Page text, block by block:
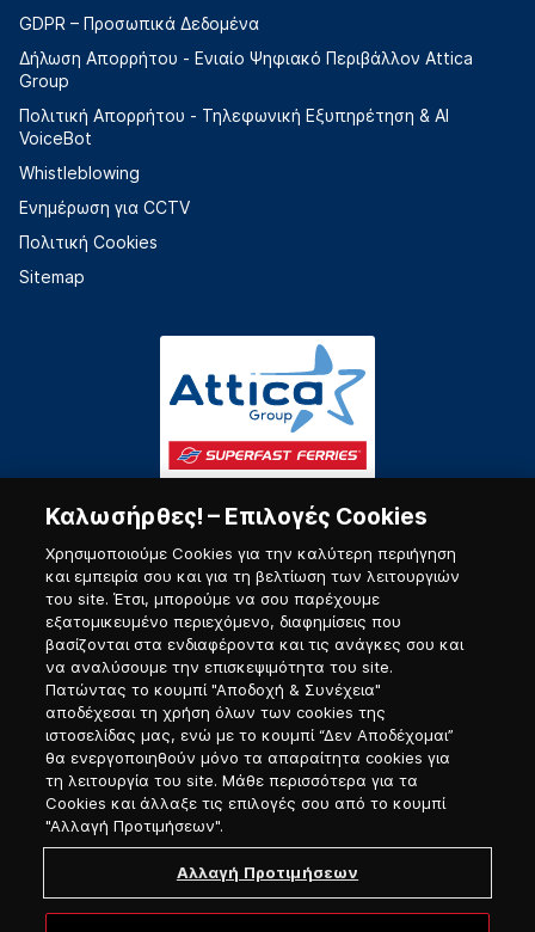
GDPR – Προσωπικά Δεδομένα
Δήλωση Απορρήτου - Ενιαίο Ψηφιακό Περιβάλλον Attica
Group
Πολιτική Απορρήτου - Τηλεφωνική Εξυπηρέτηση & AI
VoiceBot
Whistleblowing
Ενημέρωση για CCTV
Πολιτική Cookies
Sitemap
Πύλη Ναυτικού
Καλωσήρθες! – Επιλογές Cookies
Χρησιμοποιούμε Cookies για την καλύτερη περιήγηση
και εμπειρία σου και για τη βελτίωση των λειτουργιών
του site. Έτσι, μπορούμε να σου παρέχουμε
εξατομικευμένο περιεχόμενο, διαφημίσεις που
βασίζονται στα ενδιαφέροντα και τις ανάγκες σου και
να αναλύσουμε την επισκεψιμότητα του site.
Πατώντας το κουμπί "Αποδοχή & Συνέχεια"
αποδέχεσαι τη χρήση όλων των cookies της
ιστοσελίδας μας, ενώ με το κουμπί “Δεν Αποδέχομαι”
θα ενεργοποιηθούν μόνο τα απαραίτητα cookies για
τη λειτουργία του site. Μάθε περισσότερα για τα
Cookies και άλλαξε τις επιλογές σου από το κουμπί
"Αλλαγή Προτιμήσεων".
Αλλαγή Προτιμήσεων